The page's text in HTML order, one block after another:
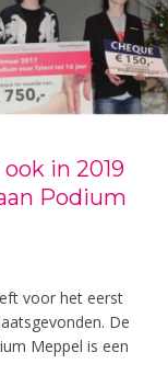
in 2019
Podium
voor het eerst
De
Meppel is een